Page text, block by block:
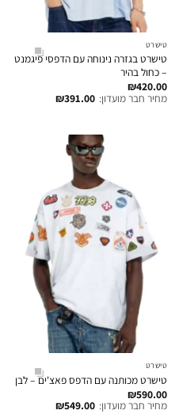
טישרט
טישרט בגזרה נינוחה עם הדפסי פיגמנט
– כחול בהיר
₪420.00
מחיר חבר מועדון: ₪391.00
טישרט
טישרט מכותנה עם הדפס פאצ'ים – לבן
₪590.00
מחיר חבר מועדון: ₪549.00